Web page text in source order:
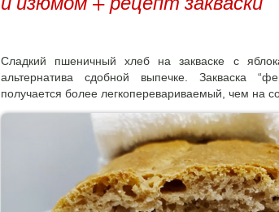
Сладкий пшеничный хлеб на закваске с
альтернатива сдобной выпечке. Закваска
получается более легкоперевариваемый, чем на